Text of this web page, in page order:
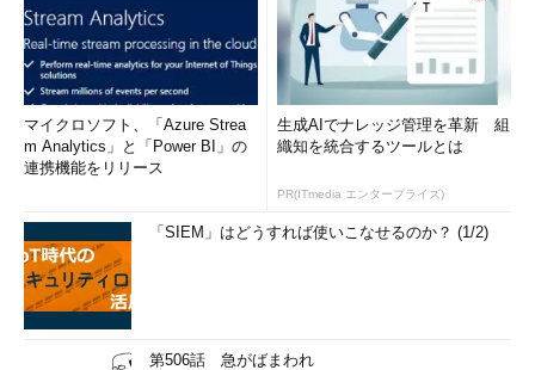
マイクロソフト、「Azure Strea
m Analytics」と「Power BI」の
連携機能をリリース
生成AIでナレッジ管理を革新 組
織知を統合するツールとは
PR(ITmedia エンタープライズ)
「SIEM」はどうすれば使いこなせるのか？ (1/2)
第506話 急がばまわれ